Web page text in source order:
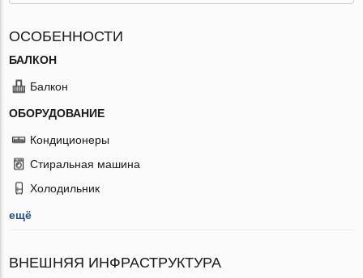
ОСОБЕННОСТИ
БАЛКОН
Балкон
ОБОРУДОВАНИЕ
Кондиционеры
Стиральная машина
Холодильник
ещё
ВНЕШНЯЯ ИНФРАСТРУКТУРА